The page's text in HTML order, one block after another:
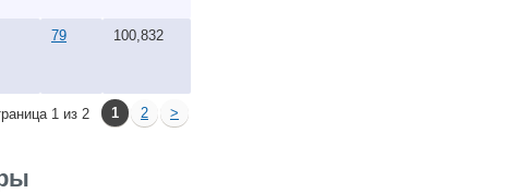
79 100,832
1 из 2 1 2 >